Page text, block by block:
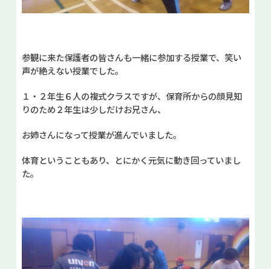
参観に来た保護者の皆さんも一緒に参加する授業で、笑い
声が絶えない授業でした。
１・２年生６人の複式クラスですが、保育所からの顔見知
りのため２年生は少しだけお兄さん、
お姉さんになって授業が進んでいました。
体育ということもあり、とにかく元気に動き回っていまし
た。